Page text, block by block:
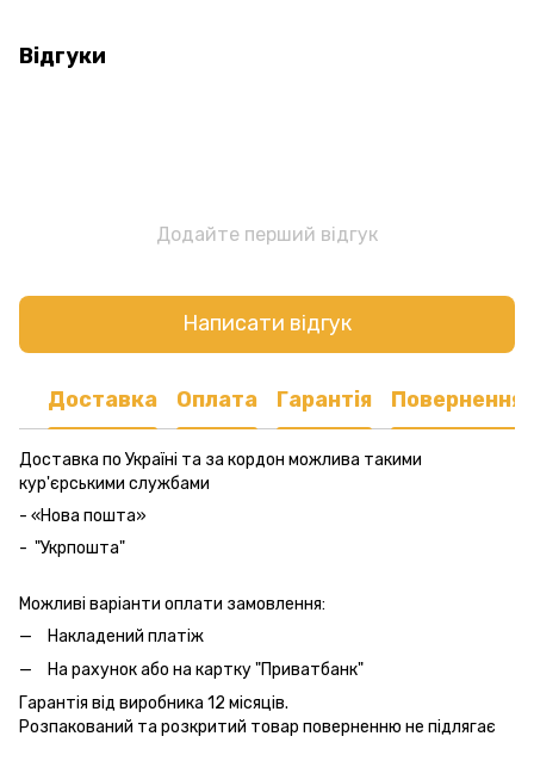
Відгуки
Додайте перший відгук
Написати відгук
Доставка Оплата Гарантія Повернення
Доставка по Україні та за кордон можлива такими
кур'єрськими службами
- «Нова пошта»
- "Укрпошта"
Можливі варіанти оплати замовлення:
Накладений платіж
На рахунок або на картку "Приватбанк"
Гарантія від виробника 12 місяців.
Розпакований та розкритий товар поверненню не підлягає